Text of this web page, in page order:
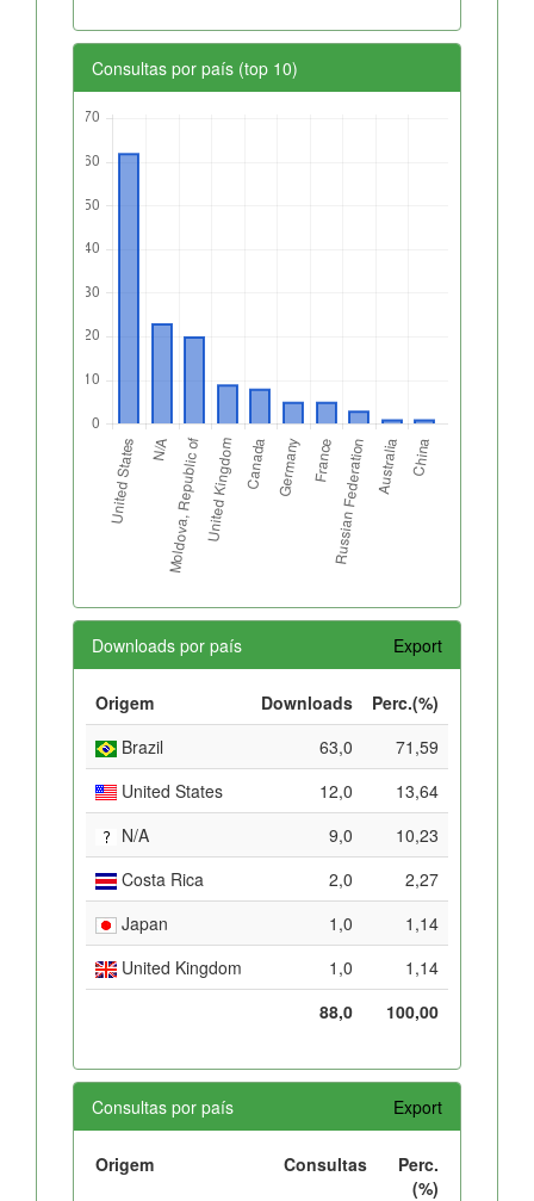
Consultas por país (top 10)
Downloads por país Export
Origem Downloads
Perc.(%)
Brazil
63,0
71,59
United States
12,0
13,64
N/A
9,0
10,23
Costa Rica
2,0
2,27
Japan
1,0
1,14
United Kingdom
1,0
1,14
88,0
100,00
Consultas por país Export
Origem Consultas
Perc.
(%)